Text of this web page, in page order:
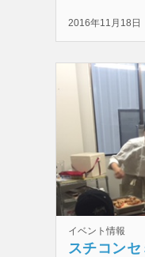
2016年11月18日
イベント情報
スチコン